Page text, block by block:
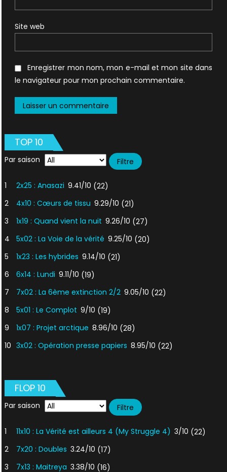
Site web
Enregistrer mon nom, mon e-mail et mon site dans
le navigateur pour mon prochain commentaire.
TOP 10
Par saison
1 2x25 : Anasazi 9.41/10 (22)
2
4x10 : Cœurs de tissu 9.29/10 (21)
3
1x19 : Quand vient la nuit 9.26/10 (27)
4
5x02 : La Voie de la vérité 9.25/10 (20)
5
1x23 : Les hybrides 9.14/10 (21)
6
6x14 : Lundi 9.11/10 (19)
7
7x02 : La 6ème extinction 2/2 9.05/10 (22)
8
5x01 : Le Complot 9/10 (19)
9
1x07 : Projet arctique 8.96/10 (28)
10 3x02 : Opération presse papiers 8.95/10 (22)
FLOP 10
Par saison
1 11x10 : La Vérité est ailleurs 4 (My Struggle 4) 3/10 (22)
2
7x20 : Doubles 3.24/10 (17)
3
7x13 : Maitreya 3.38/10 (16)